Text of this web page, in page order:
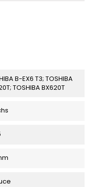
B-EX6 T3; TOSHIBA
TOSHIBA BX620T